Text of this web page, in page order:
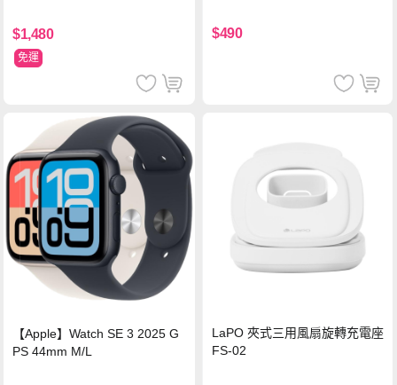
$1,480
免運
機/平板/筆電
$490
【Apple】Watch SE 3 2025 G
PS 44mm M/L
LaPO 夾式三用風扇旋轉充電座
FS-02